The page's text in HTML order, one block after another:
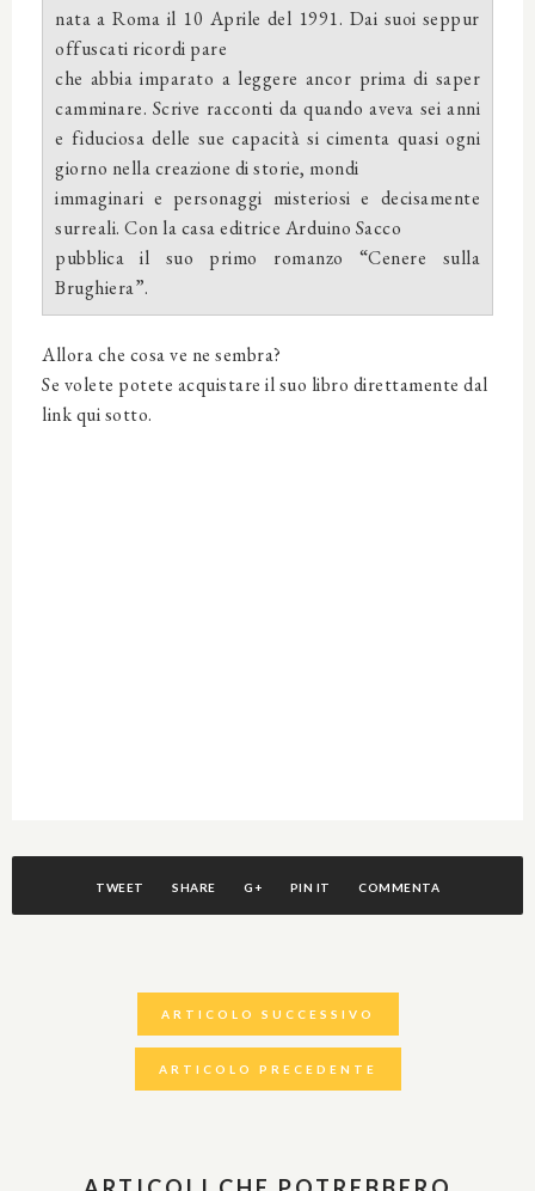
nata a Roma il 10 Aprile del 1991. Dai suoi seppur
offuscati ricordi pare
che abbia imparato a leggere ancor prima di saper
camminare. Scrive racconti da quando aveva sei anni
e fiduciosa delle sue capacità si cimenta quasi ogni
giorno nella creazione di storie, mondi
immaginari e personaggi misteriosi e decisamente
surreali. Con la casa editrice Arduino Sacco
pubblica il suo primo romanzo “Cenere sulla
Brughiera”.
Allora che cosa ve ne sembra?
Se volete potete acquistare il suo libro direttamente dal
link qui sotto.
TWEET SHARE G+ PIN IT COMMENTA
ARTICOLO SUCCESSIVO
ARTICOLO PRECEDENTE